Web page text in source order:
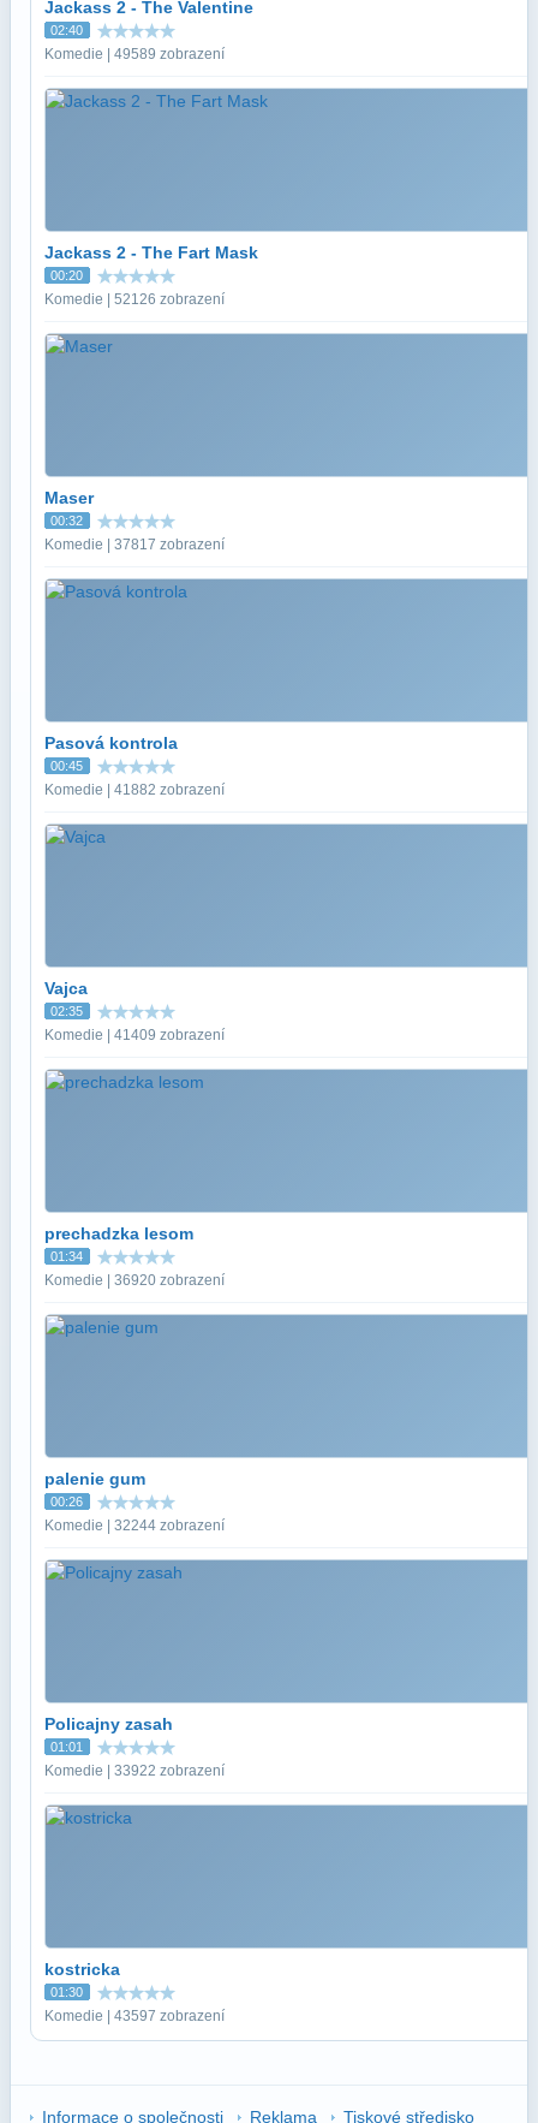
Jackass 2 - The Valentine
02:40
Komedie | 49589 zobrazení
Jackass 2 - The Fart Mask
00:20
Komedie | 52126 zobrazení
Maser
00:32
Komedie | 37817 zobrazení
Pasová kontrola
00:45
Komedie | 41882 zobrazení
Vajca
02:35
Komedie | 41409 zobrazení
prechadzka lesom
01:34
Komedie | 36920 zobrazení
palenie gum
00:26
Komedie | 32244 zobrazení
Policajny zasah
01:01
Komedie | 33922 zobrazení
kostricka
01:30
Komedie | 43597 zobrazení
Informace o společnosti Reklama Tiskové středisko